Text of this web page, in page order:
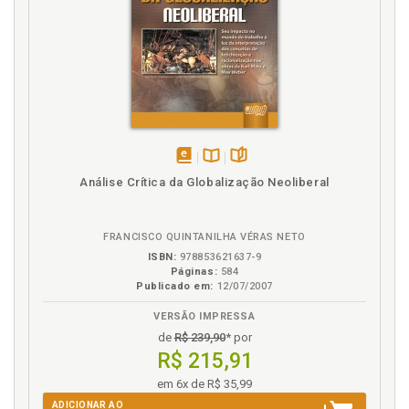
Estado. Razão de Estado no sistema político, p. 72
Fechamento operativo, p. 65
Justiça como fórmula de contingência, p. 151
Lacunas. Preenchimento de lacunas pelo juiz, p. 123
M
disponívelDisponível
páginas
Análise Crítica da Globalização Neoliberal
FRANCISCO QUINTANILHA VÉRAS NETO
ISBN: 978853621637-9
Páginas: 584
Publicado em: 12/07/2007
VERSÃO IMPRESSA
deR$ 239,90* por
R$ 215,91
em 6x de R$ 35,99
ADICIONAR AO